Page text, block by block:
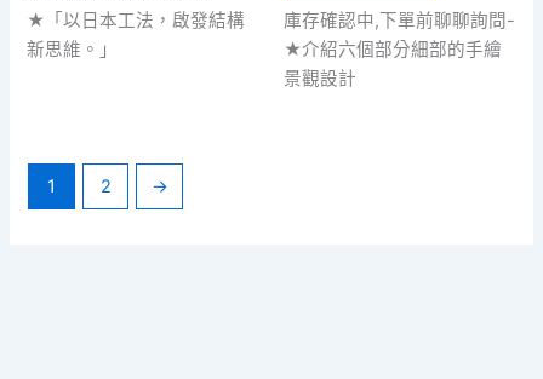
★「以日本工法，啟發結構
新思維。」
庫存確認中,下單前聊聊詢問-
★介紹六個部分細部的手繪
景觀設計
1 2 →